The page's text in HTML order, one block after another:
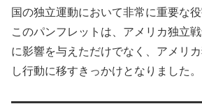
国の独立運動において非常に重要な
このパンフレットは、アメリカ独立
に影響を与えただけでなく、アメリ
し行動に移すきっかけとなりました。